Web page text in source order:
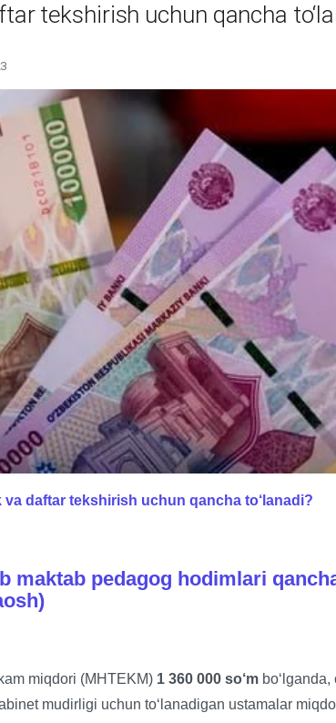
tekshirish uchun qancha
daftar tekshirish uchun qancha to‘lanadi?
maktab pedagog hodimlari
miqdori (MHTEKM) 1 360 000 so‘m
mudirligi uchun to‘lanadigan ustamalar